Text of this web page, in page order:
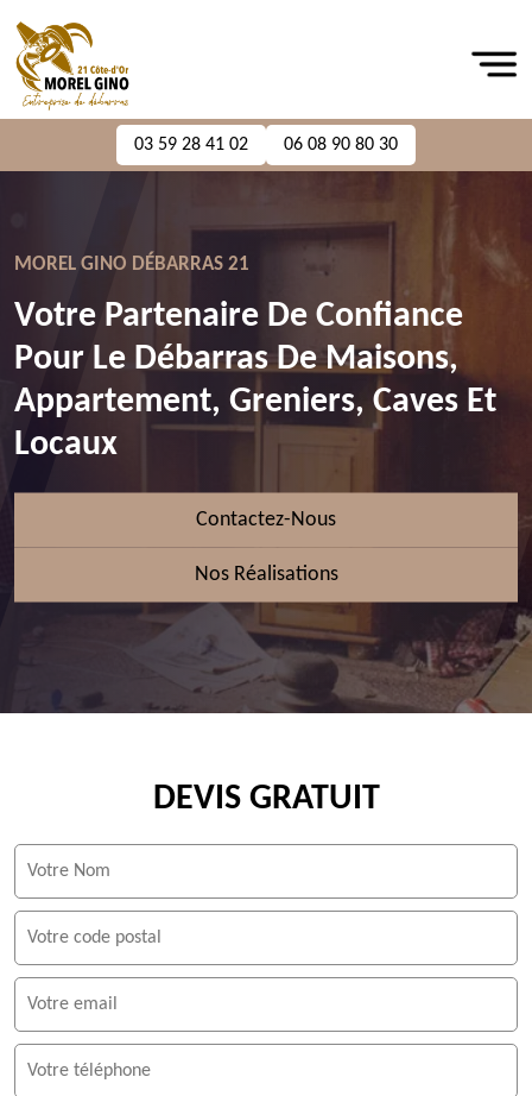
03 59 28 41 02 06 08 90 80 30
MOREL GINO DÉBARRAS 21
Votre Partenaire De Confiance
Pour Le Débarras De Maisons,
Appartement, Greniers, Caves Et
Locaux
Contactez-Nous
Nos Réalisations
DEVIS GRATUIT